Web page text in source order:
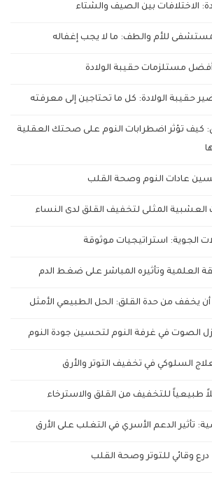
الاختلافات بين الصيف والشتاء
للأم والطف: ما لا يجب إغفاله
أفضل مستلزمات حقيبة الولادة
حقيبة الولادة: كل ما تحتاجين إلى معرفته
كيف تؤثر اضطرابات النوم على صحتك العقلية
عادات النوم وصحة القلب
المثلى لتخفيف القلق لدى النساء
الجوية: استراتيجيات موثوقة
العلمية وتأثيره المباشر على ضغط الدم
يخفف من حدة القلق: الحل الطبيعي الأمثل
الصوت في غرفة النوم لتحسين جودة النوم
السلوكي في تخفيف التوتر والأرق
طبيعياً للتخفيف من القلق والاسترخاء
تأثير الدعم الأسري في التغلب على الأرق
درع وقائي للتوتر وصحة القلب